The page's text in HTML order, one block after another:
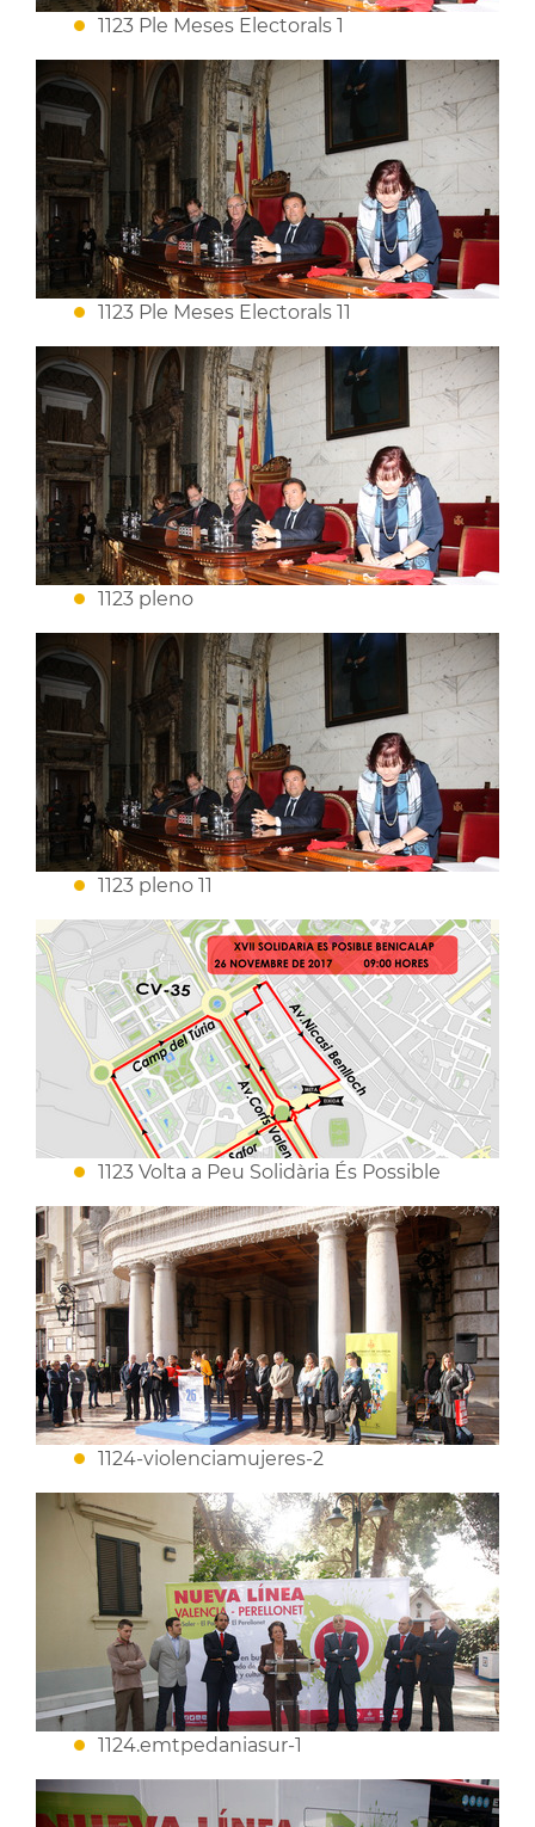
1123 Ple Meses Electorals 1
1123 Ple Meses Electorals 11
1123 pleno
1123 pleno 11
1123 Volta a Peu Solidària És Possible
1124-violenciamujeres-2
1124.emtpedaniasur-1